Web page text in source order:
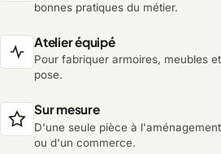
bonnes pratiques du métier.
Atelier équipé
Pour fabriquer armoires, meubles
pose.
Sur mesure
D'une seule pièce à
ou d'un commerce.